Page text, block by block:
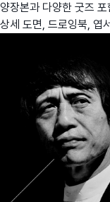
양장본과 다양한 굿즈
상세 도면, 드로잉북, 엽